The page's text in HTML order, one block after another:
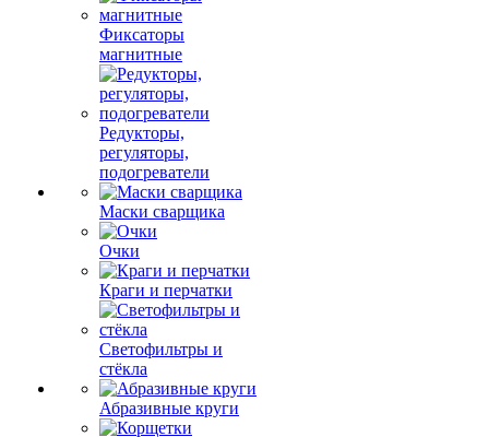
Фиксаторы
магнитные
Редукторы,
регуляторы,
подогреватели
Маски сварщика
Очки
Краги и перчатки
Светофильтры и
стёкла
Абразивные круги